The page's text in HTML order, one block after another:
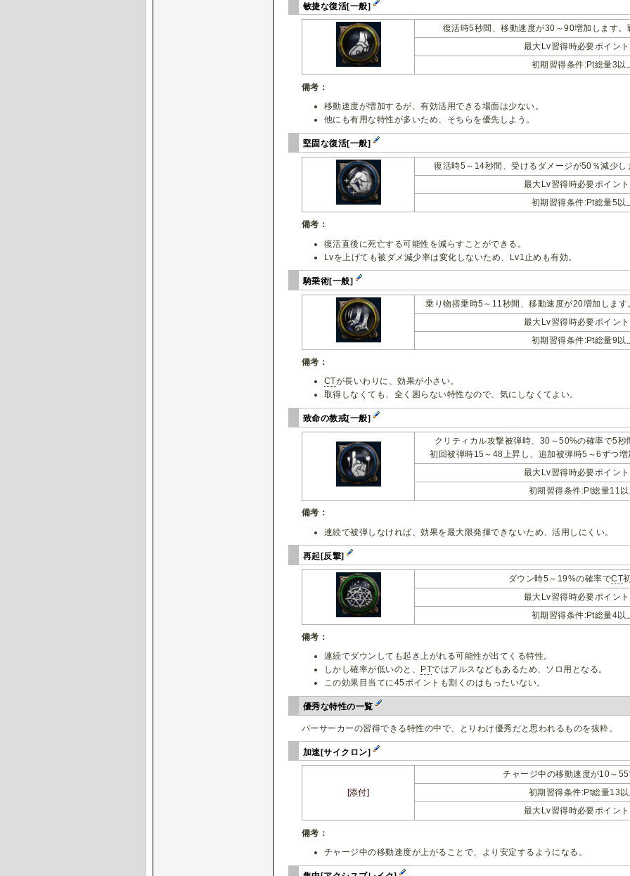
敏捷な復活[一般]
復活時5秒間、移動速度が30～90増加します
最大Lv習得時必要ポイン
初期習得条件:Pt総量3以
備考：
移動速度が増加するが、有効活用できる場面は少ない。
他にも有用な特性が多いため、そちらを優先しよう。
堅固な復活[一般]
復活時5～14秒間、受けるダメージが50％減少
最大Lv習得時必要ポイン
初期習得条件:Pt総量5以
備考：
復活直後に死亡する可能性を減らすことができる。
Lvを上げても被ダメ減少率は変化しないため、Lv1止めも有効。
騎乗術[一般]
乗り物搭乗時5～11秒間、移動速度が20増加します
最大Lv習得時必要ポイン
初期習得条件:Pt総量9以
備考：
CTが長いわりに、効果が小さい。
取得しなくても、全く困らない特性なので、気にしなくてよい。
致命の教戒[一般]
クリティカル攻撃被弾時、30～50%の確率で5
初回被弾時15～48上昇し、追加被弾時5～6ずつ
最大Lv習得時必要ポイン
初期習得条件:Pt総量11
備考：
連続で被弾しなければ、効果を最大限発揮できないため、活用しにくい。
再起[反撃]
ダウン時5～19%の確率でCT
最大Lv習得時必要ポイン
初期習得条件:Pt総量4以
備考：
連続でダウンしても起き上がれる可能性が出てくる特性。
しかし確率が低いのと、
PTではアルスなどもあるため、ソロ用となる。
この効果目当てに45ポイントも割くのはもったいない。
優秀な特性の一覧
バーサーカーの習得できる特性の中で、とりわけ優秀だと思われるものを抜粋。
加速[サイクロン]
[添付]
チャージ中の移動速度が10～
初期習得条件:Pt総量13
最大Lv習得時必要ポイン
備考：
チャージ中の移動速度が上がることで、より安定するようになる。